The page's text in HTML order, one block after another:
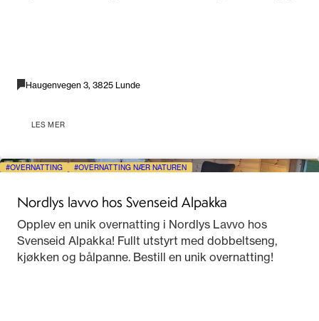
Haugenvegen 3, 3825 Lunde
LES MER
OVERNATTING OVERNATTING NÆR NATUREN
Nordlys lavvo hos Svenseid Alpakka
Opplev en unik overnatting i Nordlys Lavvo hos
Svenseid Alpakka! Fullt utstyrt med dobbeltseng,
kjøkken og bålpanne. Bestill en unik overnatting!